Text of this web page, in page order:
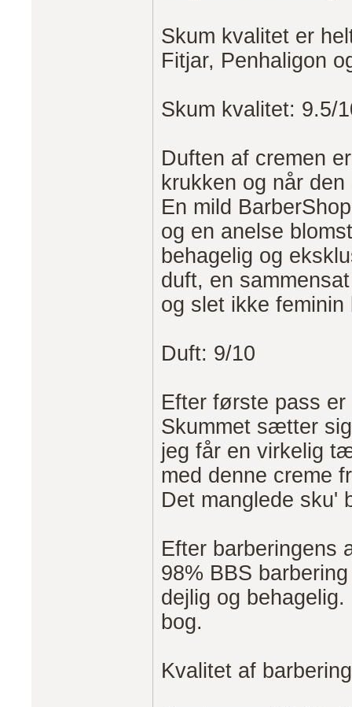
Skum kvalitet er
Fitjar, Penhaligon
Skum kvalitet: 9.5/
Duften af cremen
krukken og når
En mild
og en anelse
behagelig og
duft, en
og slet ikke
Duft: 9/10
Efter første pass
Skummet sætter
jeg får en virkelig
med denne creme
Det manglede sku'
Efter barberingens
98% BBS
dejlig og
bog.
Kvalitet af